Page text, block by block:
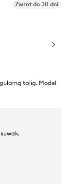
Zwrot do 30 dni
talią. Model